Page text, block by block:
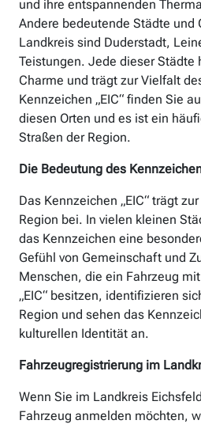
und ihre entspannenden
Andere bedeutende Städte und
Landkreis sind Duderstadt,
Teistungen. Jede dieser Städte
Charme und trägt zur Vielfalt
Kennzeichen „EIC“ finden Sie
diesen Orten und es ist ein
Straßen der Region.
Die Bedeutung des
Das Kennzeichen „EIC“ trägt
Region bei. In vielen kleinen
das Kennzeichen eine
Gefühl von Gemeinschaft und
Menschen, die ein Fahrzeug
„EIC“ besitzen, identifizieren
Region und sehen das
kulturellen Identität an.
Fahrzeugregistrierung im
Wenn Sie im Landkreis
Fahrzeug anmelden möchten,